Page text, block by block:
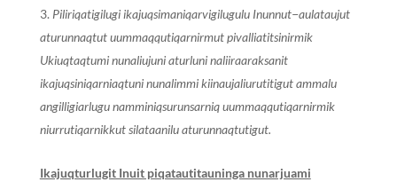
Piliriqatigilugi ikajuqsimaniqarvigilugulu Inunnut−aulataujut
aturunnaqtut uummaqqutiqarnirmut pivalliatitsinirmik
Ukiuqtaqtumi nunaliujuni aturluni naliiraaraksanit
ikajuqsiniqarniaqtuni nunalimmi kiinaujaliurutitigut ammalu
angilligiarlugu namminiqsurunsarniq uummaqqutiqarnirmik
niurrutiqarnikkut silataanilu aturunnaqtutigut.
Ikajuqturlugit Inuit piqatautitauninga nunarjuami